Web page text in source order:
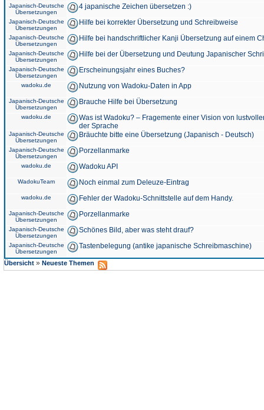
Japanisch-Deutsche
Übersetzungen
4 japanische Zeichen übersetzen :)
Japanisch-Deutsche
Übersetzungen
Hilfe bei korrekter Übersetzung und Schreibweise
Japanisch-Deutsche
Übersetzungen
Hilfe bei handschriftlicher Kanji Übersetzung auf einem
Japanisch-Deutsche
Übersetzungen
Hilfe bei der Übersetzung und Deutung Japanischer
Japanisch-Deutsche
Übersetzungen
Erscheinungsjahr eines Buches?
wadoku.de Nutzung von Wadoku-Daten in App
Japanisch-Deutsche
Übersetzungen
Brauche Hilfe bei Übersetzung
wadoku.de
Was ist Wadoku? – Fragemente einer Vision von
der Sprache
Japanisch-Deutsche
Übersetzungen
Bräuchte bitte eine Übersetzung (Japanisch - Deutsch)
Japanisch-Deutsche
Übersetzungen
Porzellanmarke
wadoku.de Wadoku API
WadokuTeam Noch einmal zum Deleuze-Eintrag
wadoku.de Fehler der Wadoku-Schnittstelle auf dem Handy.
Japanisch-Deutsche
Übersetzungen
Porzellanmarke
Japanisch-Deutsche
Übersetzungen
Schönes Bild, aber was steht drauf?
Japanisch-Deutsche
Übersetzungen
Tastenbelegung (antike japanische Schreibmaschine)
Übersicht » Neueste Themen